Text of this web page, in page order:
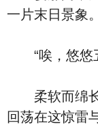
一片末日景象。
“唉，悠悠
柔软而绵长
回荡在这惊雷